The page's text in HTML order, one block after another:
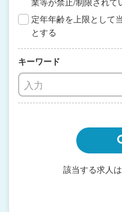
定年年齢を上限として
とする
キーワード
該当する求人